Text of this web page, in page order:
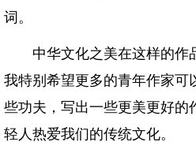
词。
中华文化之美在这样的作
我特别希望更多的青年作家可
些功夫，写出一些更美更好的
轻人热爱我们的传统文化。